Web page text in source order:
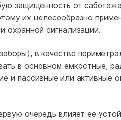
защищенность от
их целесообразно
охранной сигнализации.
в качестве
в основном емкостные,
и пассивные или активные
очередь влияет ее